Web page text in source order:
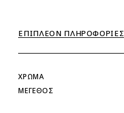
ΕΠΙΠΛΈΟΝ ΠΛΗΡΟΦΟΡΊΕΣ
ΧΡΏΜΑ
ΜΈΓΕΘΟΣ